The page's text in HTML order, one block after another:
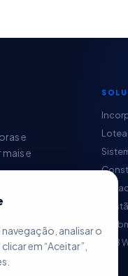
e
e
HUB
analisar o
em “Aceitar”,